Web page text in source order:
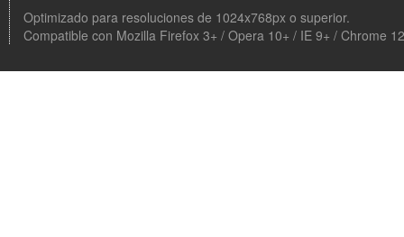
Optimizado para resoluciones de 1024x768px o superior.
Compatible con Mozilla Firefox 3+ / Opera 10+ / IE 9+ / Chrome